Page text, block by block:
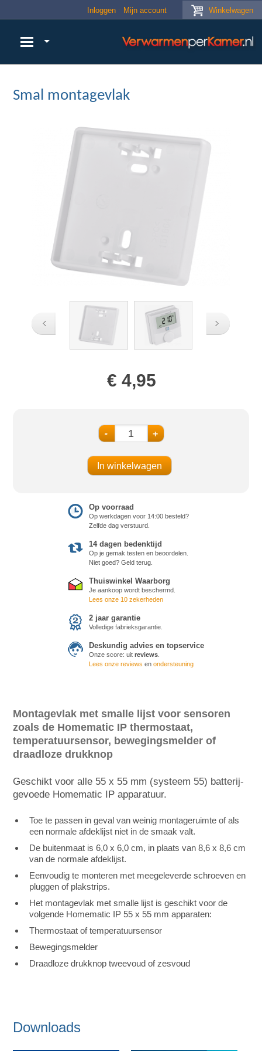
Winkelwagen
Inloggen Mijn account
Smal montagevlak
€ 4,95
- +
Op voorraad
Op werkdagen voor 14:00 besteld?
Zelfde dag verstuurd.
14 dagen bedenktijd
Op je gemak testen en beoordelen.
Niet goed? Geld terug.
Thuiswinkel Waarborg
Je aankoop wordt beschermd.
Lees onze 10 zekerheden
2 jaar garantie
Volledige fabrieksgarantie.
Deskundig advies en topservice
Onze score: uit reviews
Lees onze reviews en ondersteuning
Montagevlak met smalle lijst voor sensoren
zoals de Homematic IP thermostaat,
temperatuursensor, bewegingsmelder of
draadloze drukknop
Geschikt voor alle 55 x 55 mm (systeem 55) batterij-
gevoede Homematic IP apparatuur.
Toe te passen in geval van weinig montageruimte of als
een normale afdeklijst niet in de smaak valt.
De buitenmaat is 6,0 x 6,0 cm, in plaats van 8,6 x 8,6 cm
van de normale afdeklijst.
Eenvoudig te monteren met meegeleverde schroeven en
pluggen of plakstrips.
Het montagevlak met smalle lijst is geschikt voor de
volgende Homematic IP 55 x 55 mm apparaten:
Thermostaat of temperatuursensor
Bewegingsmelder
Draadloze drukknop tweevoud of zesvoud
Downloads